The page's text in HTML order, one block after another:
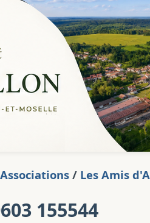
Associations / Les Amis
155544